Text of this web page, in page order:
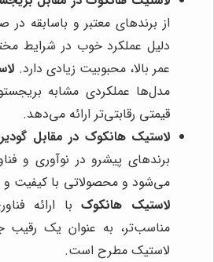
از برندهای معتبر و باسابقه
دلیل عملکرد خوب در شرایط
عمر بالا، محبوبیت زیادی دارد.
مدل‌ها عملکردی مشابه
قیمتی رقابتی‌تر ارائه می‌دهد.
لاستیک هانکوک در مقابل
برندهای پیشرو در نوآوری و
می‌شود و محصولاتی با کیفیت و
لاستیک هانکوکبا ارائه
مناسب‌تر، به عنوان یک رقیب
لاستیک مطرح است.